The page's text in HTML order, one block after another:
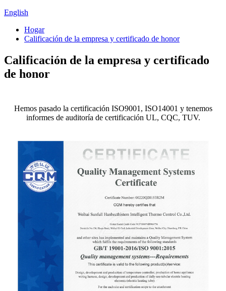
English
Hogar
Calificación de la empresa y certificado de honor
Calificación de la empresa y certificado
de honor
Hemos pasado la certificación ISO9001, ISO14001 y tenemos
informes de auditoría de certificación UL, CQC, TUV.